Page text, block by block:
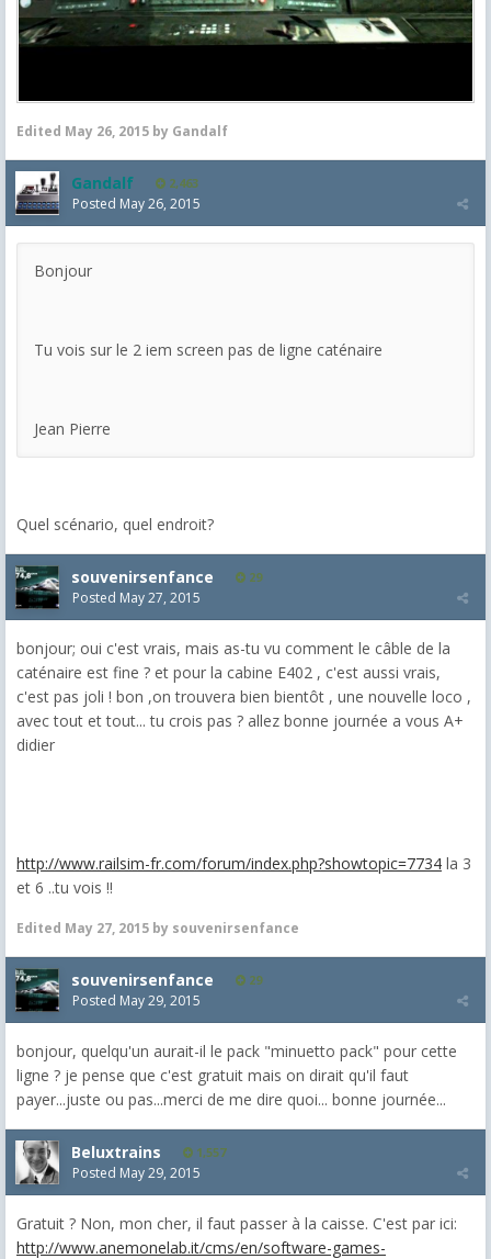
Edited May 26, 2015 by Gandalf
Gandalf 2,463
Posted May 26, 2015
Bonjour
Tu vois sur le 2 iem screen pas de ligne caténaire
Jean Pierre
Quel scénario, quel endroit?
souvenirsenfance 29
Posted May 27, 2015
bonjour; oui c'est vrais, mais as-tu vu comment le câble de la
caténaire est fine ? et pour la cabine E402 , c'est aussi vrais,
c'est pas joli ! bon ,on trouvera bien bientôt , une nouvelle loco ,
avec tout et tout... tu crois pas ? allez bonne journée a vous A+
didier
http://www.railsim-fr.com/forum/index.php?showtopic=7734 la 3
et 6 ..tu vois !!
Edited May 27, 2015 by souvenirsenfance
souvenirsenfance 29
Posted May 29, 2015
bonjour, quelqu'un aurait-il le pack "minuetto pack" pour cette
ligne ? je pense que c'est gratuit mais on dirait qu'il faut
payer...juste ou pas...merci de me dire quoi... bonne journée...
Beluxtrains 1,557
Posted May 29, 2015
Gratuit ? Non, mon cher, il faut passer à la caisse. C'est par ici:
http://www.anemonelab.it/cms/en/software-games-